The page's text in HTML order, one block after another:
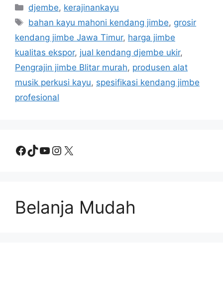
Categories
djembe, kerajinankayu
Tags
bahan kayu mahoni kendang jimbe, grosir
kendang jimbe Jawa Timur, harga jimbe
kualitas ekspor, jual kendang djembe ukir,
Pengrajin jimbe Blitar murah, produsen alat
musik perkusi kayu, spesifikasi kendang jimbe
profesional
Facebook
TikTok
YouTube
Instagram
X
Belanja Mudah